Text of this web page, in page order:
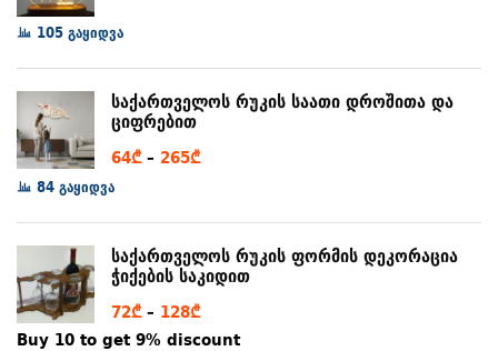
through
97₾
105 გაყიდვა
საქართველოს რუკის საათი დროშითა და
ციფრებით
64₾ – 265₾Price
265₾
84 გაყიდვა
საქართველოს რუკის ფორმის დეკორაცია
ჭიქების საკიდით
72₾ – 128₾Price
range:
Buy 10 to get 9% discount